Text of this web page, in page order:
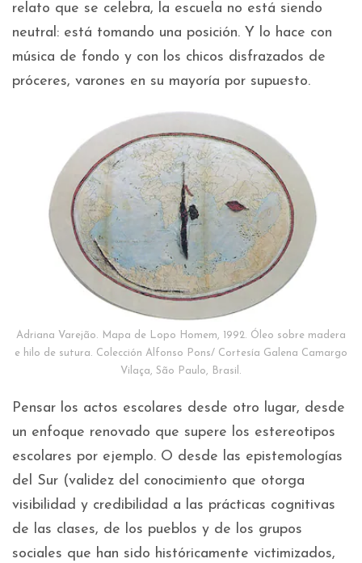
relato que se celebra, la escuela no está siendo
neutral: está tomando una posición. Y lo hace con
música de fondo y con los chicos disfrazados de
próceres, varones en su mayoría por supuesto.
Adriana Varejão. Mapa de Lopo Homem, 1992. Óleo sobre madera
e hilo de sutura. Colección Alfonso Pons/ Cortesía Galena Camargo
Vilaça, São Paulo, Brasil.
Pensar los actos escolares desde otro lugar, desde
un enfoque renovado que supere los estereotipos
escolares por ejemplo. O desde las epistemologías
del Sur (validez del conocimiento que otorga
visibilidad y credibilidad a las prácticas cognitivas
de las clases, de los pueblos y de los grupos
sociales que han sido históricamente victimizados,